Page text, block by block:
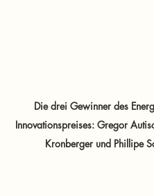
Die drei Gewinner des
Innovationspreises: Gregor
Kronberger und Phillipe